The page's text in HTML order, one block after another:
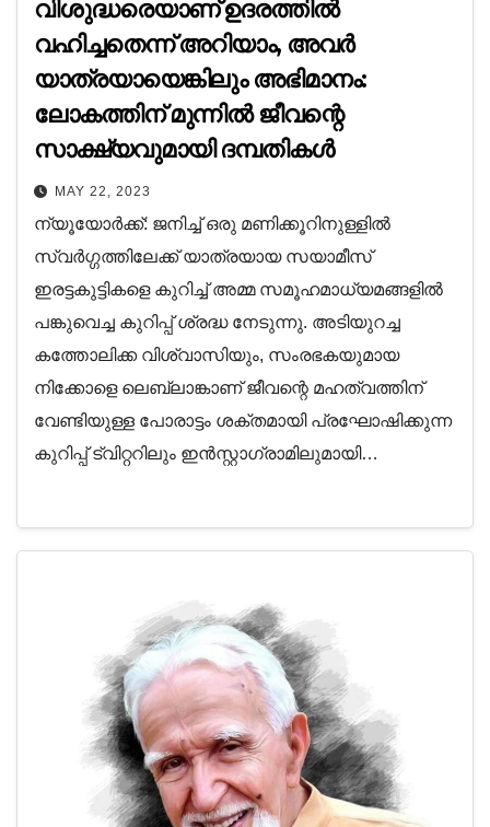
വിശുദ്ധരെയാണ് ഉദരത്തില്‍
വഹിച്ചതെന്ന് അറിയാം, അവര്‍
യാത്രയായെങ്കിലും അഭിമാനം:
ലോകത്തിന് മുന്നില്‍ ജീവന്റെ
സാക്ഷ്യവുമായി ദമ്പതികള്‍
MAY 22, 2023
ന്യൂയോര്‍ക്ക്: ജനിച്ച് ഒരു മണിക്കൂറിനുള്ളില്‍
സ്വര്‍ഗ്ഗത്തിലേക്ക് യാത്രയായ സയാമീസ്
ഇരട്ടകുട്ടികളെ കുറിച്ച് അമ്മ സമൂഹമാധ്യമങ്ങളില്‍
പങ്കുവെച്ച കുറിപ്പ് ശ്രദ്ധ നേടുന്നു. അടിയുറച്ച
കത്തോലിക്ക വിശ്വാസിയും, സംരഭകയുമായ
നിക്കോളെ ലെബ്ലാങ്കാണ് ജീവന്റെ മഹത്വത്തിന്
വേണ്ടിയുള്ള പോരാട്ടം ശക്തമായി പ്രഘോഷിക്കുന്ന
കുറിപ്പ് ട്വിറ്ററിലും ഇന്‍സ്റ്റാഗ്രാമിലുമായി…